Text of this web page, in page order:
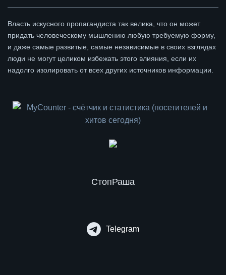
Власть искусного пропагандиста так велика, что он может
придать человеческому мышлению любую требуемую форму,
и даже самые развитые, самые независимые в своих взглядах
люди не могут целиком избежать этого влияния, если их
надолго изолировать от всех других источников информации.
СтопРаша
Telegram